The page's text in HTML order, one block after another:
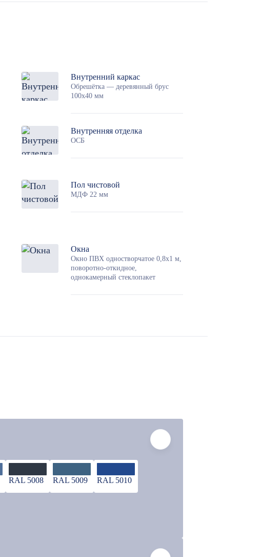
Внутренний каркас
Обрешётка — деревянный брус
100х40 мм
Внутренняя отделка
ОСБ
Пол чистовой
МДФ 22 мм
Окна
Окно ПВХ одностворчатое 0,8х1 м,
поворотно-откидное,
однокамерный стеклопакет
RAL 5008 RAL 5009 RAL 5010